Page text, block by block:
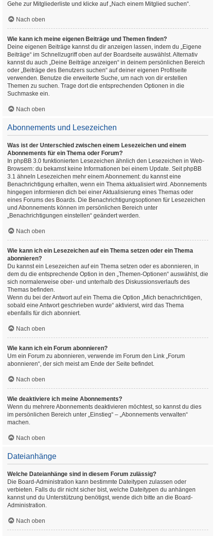
Gehe zur Mitgliederliste und klicke auf „Nach einem Mitglied suchen“.
Nach oben
Wie kann ich meine eigenen Beiträge und Themen finden?
Deine eigenen Beiträge kannst du dir anzeigen lassen, indem du „Eigene
Beiträge“ im Schnellzugriff oben auf der Boardseite auswählst. Alternativ
kannst du auch „Deine Beiträge anzeigen“ in deinem persönlichen Bereich
oder „Beiträge des Benutzers suchen“ auf deiner eigenen Profilseite
verwenden. Benutze die erweiterte Suche, um nach von dir erstellen
Themen zu suchen. Trage dort die entsprechenden Optionen in die
Suchmaske ein.
Nach oben
Abonnements und Lesezeichen
Was ist der Unterschied zwischen einem Lesezeichen und einem
Abonnements für ein Thema oder Forum?
In phpBB 3.0 funktionierten Lesezeichen ähnlich den Lesezeichen in Web-
Browsern: du bekamst keine Informationen bei einem Update. Seit phpBB
3.1 ähneln Lesezeichen mehr einem Abonnement: du kannst eine
Benachrichtigung erhalten, wenn ein Thema aktualisiert wird. Abonnements
hingegen informieren dich bei einer Aktualisierung eines Themas oder
eines Forums des Boards. Die Benachrichtigungsoptionen für Lesezeichen
und Abonnements können im persönlichen Bereich unter
„Benachrichtigungen einstellen“ geändert werden.
Nach oben
Wie kann ich ein Lesezeichen auf ein Thema setzen oder ein Thema
abonnieren?
Du kannst ein Lesezeichen auf ein Thema setzen oder es abonnieren, in
dem du die entsprechende Option in den „Themen-Optionen“ auswählst, die
sich normalerweise ober- und unterhalb des Diskussionsverlaufs des
Themas befinden.
Wenn du bei der Antwort auf ein Thema die Option „Mich benachrichtigen,
sobald eine Antwort geschrieben wurde“ aktivierst, wird das Thema
ebenfalls für dich abonniert.
Nach oben
Wie kann ich ein Forum abonnieren?
Um ein Forum zu abonnieren, verwende im Forum den Link „Forum
abonnieren“, der sich meist am Ende der Seite befindet.
Nach oben
Wie deaktiviere ich meine Abonnements?
Wenn du mehrere Abonnements deaktivieren möchtest, so kannst du dies
im persönlichen Bereich unter „Einstieg“ – „Abonnements verwalten“
machen.
Nach oben
Dateianhänge
Welche Dateianhänge sind in diesem Forum zulässig?
Die Board-Administration kann bestimmte Dateitypen zulassen oder
verbieten. Falls du dir nicht sicher bist, welche Dateitypen du anhängen
kannst und du Unterstützung benötigst, wende dich bitte an die Board-
Administration.
Nach oben